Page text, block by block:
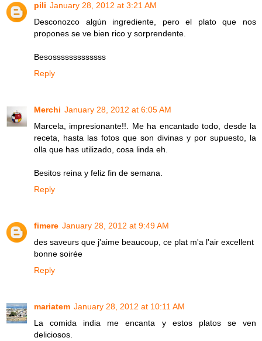
pili January 28, 2012 at 3:21 AM
Desconozco algún ingrediente, pero el plato que nos
propones se ve bien rico y sorprendente.
Besosssssssssssss
Reply
Merchi January 28, 2012 at 6:05 AM
Marcela, impresionante!!. Me ha encantado todo, desde la
receta, hasta las fotos que son divinas y por supuesto, la
olla que has utilizado, cosa linda eh.
Besitos reina y feliz fin de semana.
Reply
fimere January 28, 2012 at 9:49 AM
des saveurs que j'aime beaucoup, ce plat m'a l'air excellent
bonne soirée
Reply
mariatem January 28, 2012 at 10:11 AM
La comida india me encanta y estos platos se ven
deliciosos.